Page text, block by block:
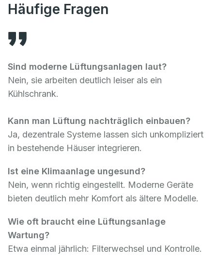
Häufige Fragen
Sind moderne Lüftungsanlagen laut?
Nein, sie arbeiten deutlich leiser als ein
Kühlschrank.
Kann man Lüftung nachträglich einbauen?
Ja, dezentrale Systeme lassen sich unkompliziert
in bestehende Häuser integrieren.
Ist eine Klimaanlage ungesund?
Nein, wenn richtig eingestellt. Moderne Geräte
bieten deutlich mehr Komfort als ältere Modelle.
Wie oft braucht eine Lüftungsanlage
Wartung?
Etwa einmal jährlich: Filterwechsel und Kontrolle.